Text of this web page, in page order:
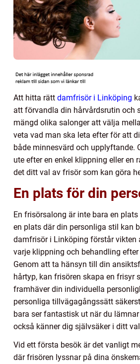
Att hitta rätt damfrisör i Linköping
att förvandla din hårvårdsrutin och
mängd olika salonger att välja
veta vad man ska leta efter för att
både minnesvärd och upplyftande.
ute efter en enkel klippning eller en
det ditt val av frisör som kan göra
En plats för din
En frisörsalong är inte bara en
en plats där din personliga stil kan
damfrisör i Linköping förstår vikten
varje klippning och behandling
Genom att ta hänsyn till din
hårtyp, kan frisören skapa en frisyr
framhäver din individuella
personliga tillvägagångssätt
bara ser fantastisk ut när du
också känner dig självsäker i ditt
Vid ett första besök är det vanligt
där frisören lyssnar på dina